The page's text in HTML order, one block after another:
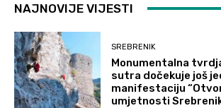
NAJNOVIJE VIJESTI
SREBRENIK
Monumentalna
sutra dočekuje još
manifestaciju
umjetnosti